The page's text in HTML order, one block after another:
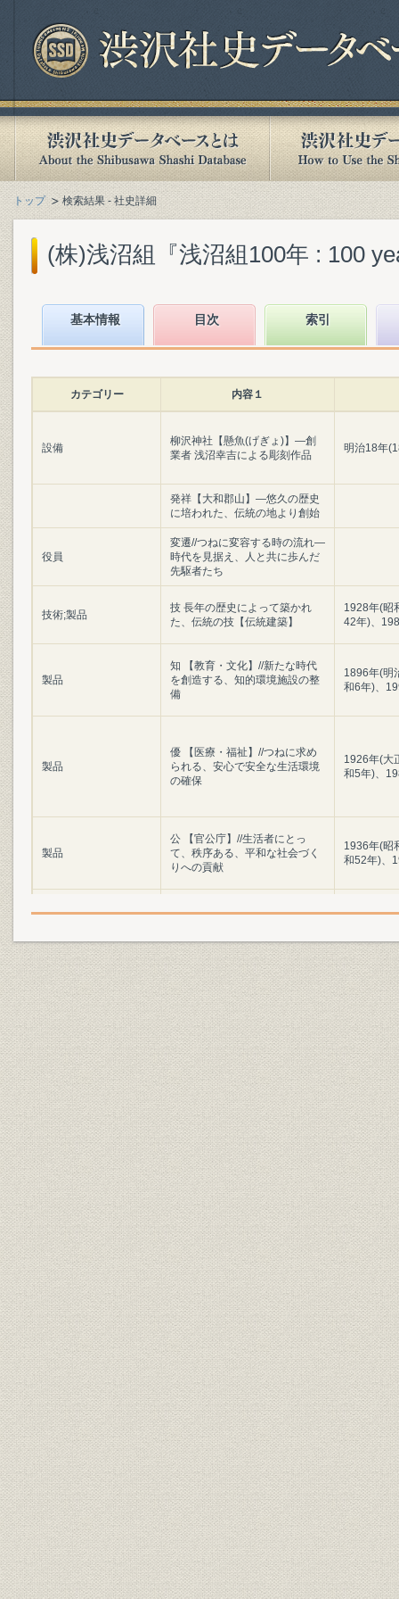
トップ 検索結果 - 社史詳細
(株)浅沼組『浅沼組100年 : 100
基本情報 目次 索引
カテゴリー 内容１
設備
柳沢神社【懸魚(げぎょ)】―創
業者 浅沼幸吉による彫刻作品
明治18年
発祥【大和郡山】―悠久の歴史
に培われた、伝統の地より創始
役員
変遷//つねに変容する時の流れ―
時代を見据え、人と共に歩んだ
先駆者たち
技術;製品
技 長年の歴史によって築かれ
た、伝統の技【伝統建築】
1928年(昭
42年)、
製品
知 【教育・文化】//新たな時代
を創造する、知的環境施設の整
備
1896年(明
和6年)、
製品
優 【医療・福祉】//つねに求め
られる、安心で安全な生活環境
の確保
1926年(大
和5年)、
製品
公 【官公庁】//生活者にとっ
て、秩序ある、平和な社会づく
りへの貢献
1936年(昭
和52年)、
快 【住宅】//家族が集うやすら
1930年(昭
製品
創 【環境開発】//時代のニーズ
を把握し、新しいコミュニティ
空間を創造
1964年(昭
和53年)、
製品
繁 著しく変容するビジネス環
境。柔軟に対応するシステムの
提案//【ビル・商業施設】
1928年(昭
49年)、
製品
造 【生産・流通】//生産性の向
上、物流の効率化。産業全体の
活性化を追求
1922年(
和60年)、
製品
交 【交通】//人・物・情報が交
差し、成長する現代社会。円滑
な交通手段の拡充
1963年(昭
和45年)、
製品
健 余暇の効率的利用、健康の尊
重。注目される遊文化への対応//
【スポーツ・余暇】
1958年(昭
和42年)、
製品
力 【資源・エネルギー】//今、
求められる資源の確保。次代へ
のエネルギーの構築
1947年(
和59年)、
製品;海外事業
躍 【海外事業】//海外への飛
翔。先端技術と国際的な視野で
諸外国の発展に寄与
1939年(
和61年)、
製品
山下公園(横浜市:平成元年3月31
日竣工)
平成元年3